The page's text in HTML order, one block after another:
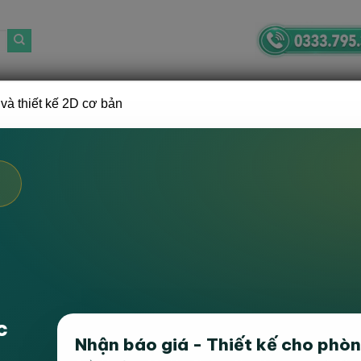
GHẾ VĂN PHÒNG BÀN, TỦ VĂN PHÒNG
GỖ
là giải pháp lý tưởng cho không gian làm việc chuyên
U rộng rãi, mang lại góc làm việc bao quát, phù hợp với văn
gỗ MDF phủ Melamine chống trầy, chống thấm nước, dễ lau
chắn, bền bỉ theo thời gian.
U Hanvika không chỉ bền đẹp mà còn mang đến sự thoải mái,
đặt tận nơi, bảo hành chính hãng toàn quốc.
thiết kế 2D cơ bản
Nhận báo giá - Thiết kế cho